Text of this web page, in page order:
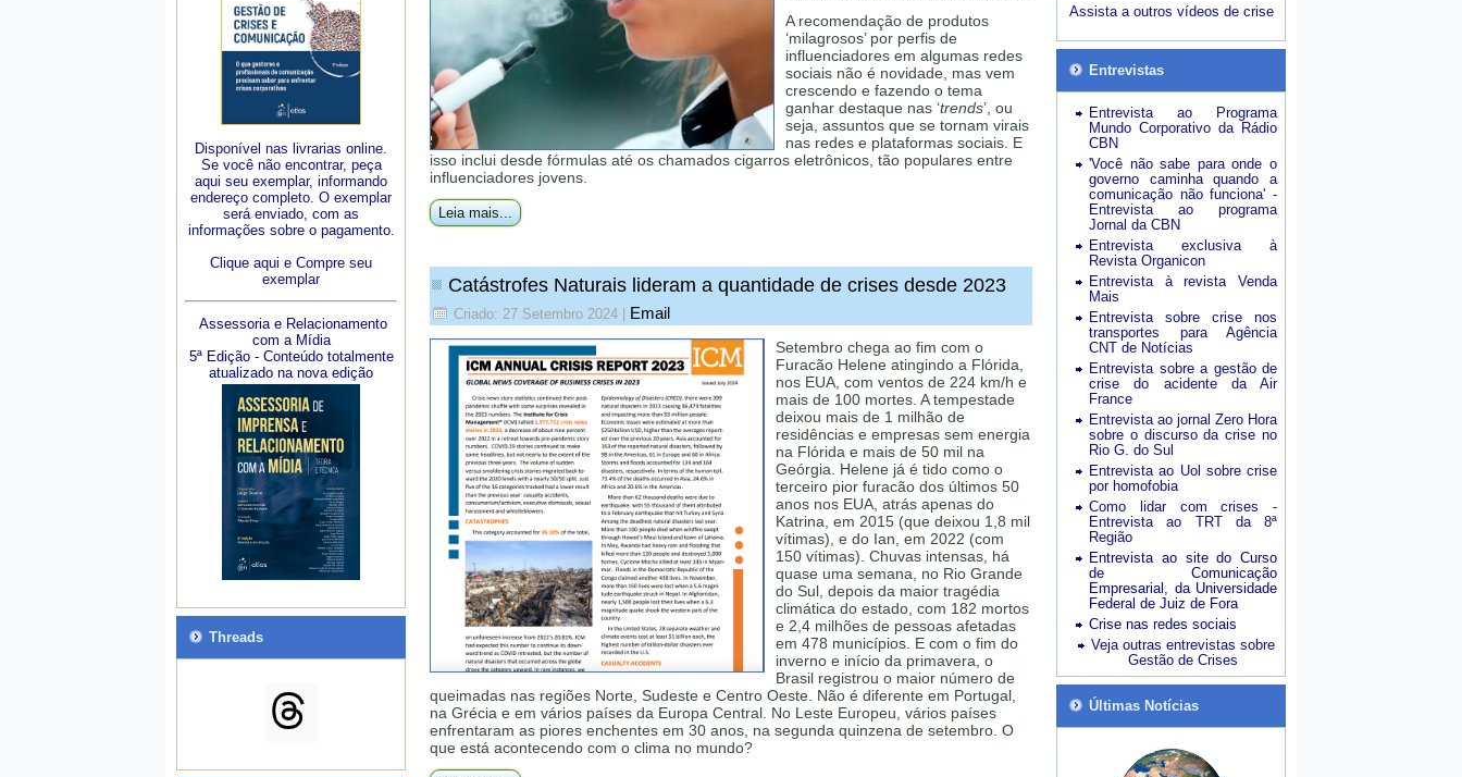
Disponível nas livrarias online.
Se você não encontrar, peça
aqui seu exemplar, informando
endereço completo. O exemplar
será enviado, com as
informações sobre o pagamento.
Clique aqui e Compre seu
exemplar
Assessoria e Relacionamento
com a Mídia
5ª Edição - Conteúdo totalmente
atualizado na nova edição
Threads
A recomendação de produtos
‘milagrosos’ por perfis de
influenciadores em algumas redes
sociais não é novidade, mas vem
crescendo e fazendo o tema
ganhar destaque nas ‘trends’, ou
seja, assuntos que se tornam virais
nas redes e plataformas sociais. E
isso inclui desde fórmulas até os chamados cigarros eletrônicos, tão populares entre
influenciadores jovens.
Leia mais...
Catástrofes Naturais lideram a quantidade de crises desde 2023
Criado: 27 Setembro 2024 Email
Setembro chega ao fim com o
Furacão Helene atingindo a Flórida,
nos EUA, com ventos de 224 km/h e
mais de 100 mortes. A tempestade
deixou mais de 1 milhão de
residências e empresas sem energia
na Flórida e mais de 50 mil na
Geórgia. Helene já é tido como o
terceiro pior furacão dos últimos 50
anos nos EUA, atrás apenas do
Katrina, em 2015 (que deixou 1,8 mil
vítimas), e do Ian, em 2022 (com
150 vítimas). Chuvas intensas, há
quase uma semana, no Rio Grande
do Sul, depois da maior tragédia
climática do estado, com 182 mortos
e 2,4 milhões de pessoas afetadas
em 478 municípios. E com o fim do
inverno e início da primavera, o
Brasil registrou o maior número de
queimadas nas regiões Norte, Sudeste e Centro Oeste. Não é diferente em Portugal,
na Grécia e em vários países da Europa Central. No Leste Europeu, vários países
enfrentaram as piores enchentes em 30 anos, na segunda quinzena de setembro. O
que está acontecendo com o clima no mundo?
Assista a outros vídeos de crise
Entrevistas
Entrevista ao Programa
Mundo Corporativo da Rádio
CBN
'Você não sabe para onde o
governo caminha quando a
comunicação não funciona' -
Entrevista ao programa
Jornal da CBN
Entrevista exclusiva à
Revista Organicon
Entrevista à revista Venda
Mais
Entrevista sobre crise nos
transportes para Agência
CNT de Notícias
Entrevista sobre a gestão de
crise do acidente da Air
France
Entrevista ao jornal Zero Hora
sobre o discurso da crise no
Rio G. do Sul
Entrevista ao Uol sobre crise
por homofobia
Como lidar com crises -
Entrevista ao TRT da 8ª
Região
Entrevista ao site do Curso
de Comunicação
Empresarial, da Universidade
Federal de Juiz de Fora
Crise nas redes sociais
Veja outras entrevistas sobre
Gestão de Crises
Últimas Notícias